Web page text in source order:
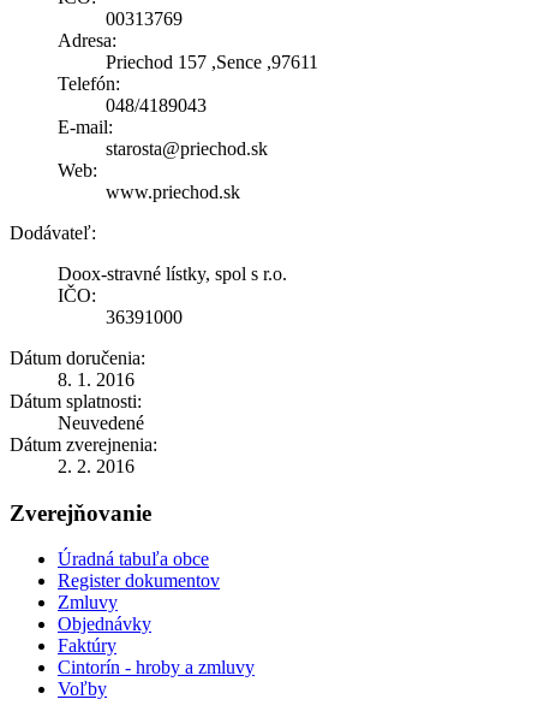
00313769
Adresa:
Priechod 157 ,Sence ,97611
Telefón:
048/4189043
E-mail:
starosta@priechod.sk
Web:
www.priechod.sk
Dodávateľ:
Doox-stravné lístky, spol s r.o.
IČO:
36391000
Dátum doručenia:
8. 1. 2016
Dátum splatnosti:
Neuvedené
Dátum zverejnenia:
2. 2. 2016
Zverejňovanie
Úradná tabuľa obce
Register dokumentov
Zmluvy
Objednávky
Faktúry
Cintorín - hroby a zmluvy
Voľby